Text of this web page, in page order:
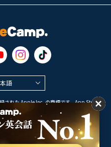
語
された Apple Inc. の商標です。App Store は
スマークです。
LLC の商標です。
ンライン英会話